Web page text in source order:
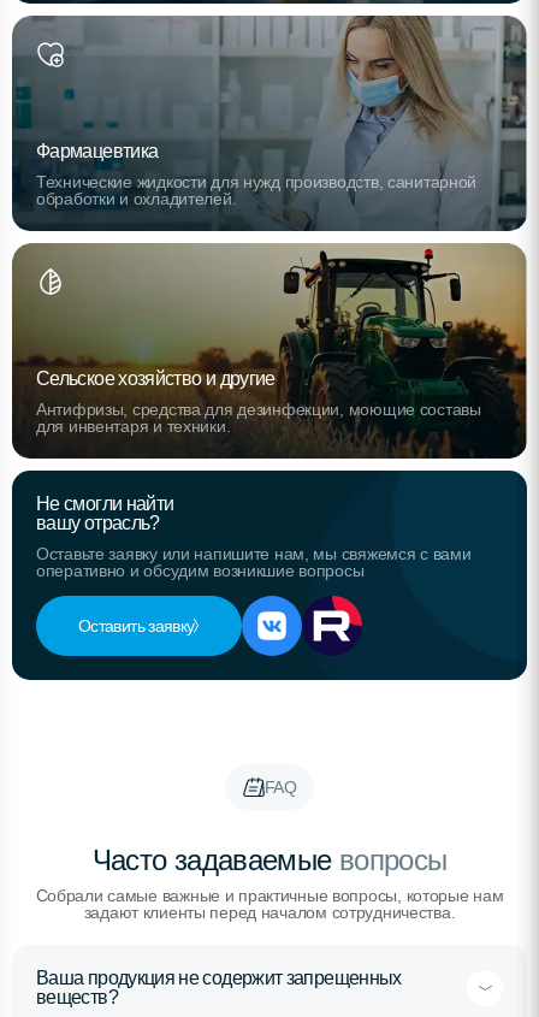
Фармацевтика
Технические жидкости для нужд производств, санитарной
обработки и охладителей.
Сельское хозяйство и другие
Антифризы, средства для дезинфекции, моющие составы
для инвентаря и техники.
Не смогли найти
вашу отрасль?
Оставьте заявку или напишите нам, мы свяжемся с вами
оперативно и обсудим возникшие вопросы
Оставить заявку
FAQ
Часто задаваемыевопросы
Собрали самые важные и практичные вопросы, которые нам
задают клиенты перед началом сотрудничества.
Ваша продукция не содержит запрещенных
веществ?